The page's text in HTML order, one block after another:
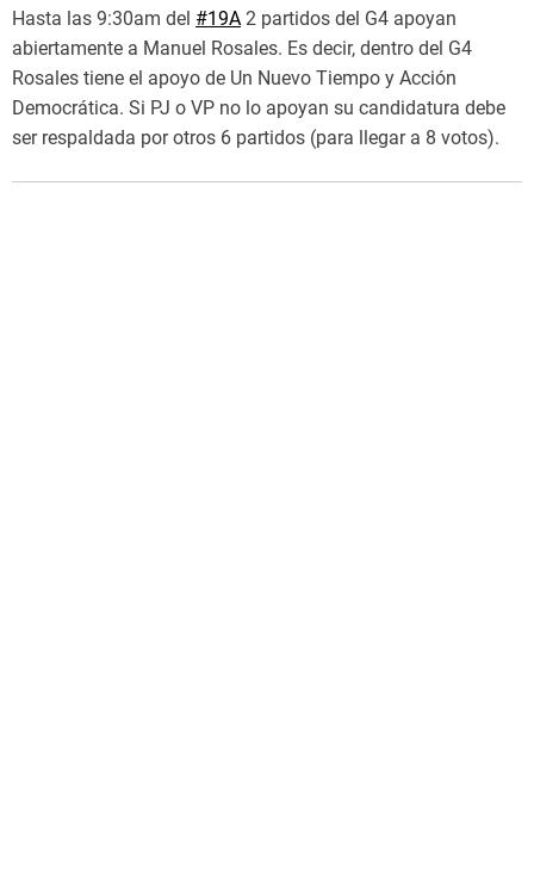
Hasta las 9:30am del #19A 2 partidos del G4 apoyan
abiertamente a Manuel Rosales. Es decir, dentro del G4
Rosales tiene el apoyo de Un Nuevo Tiempo y Acción
Democrática. Si PJ o VP no lo apoyan su candidatura debe
ser respaldada por otros 6 partidos (para llegar a 8 votos).